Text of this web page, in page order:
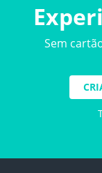
Sem